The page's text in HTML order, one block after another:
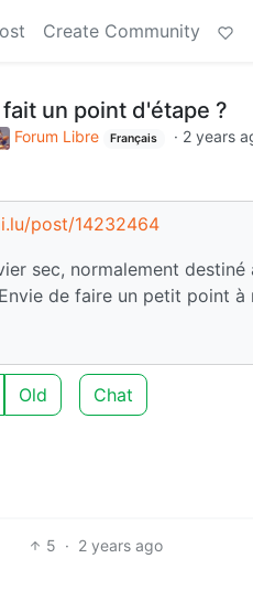
Create Community
un point d'étape ?
Forum Libre Français · 2 years
post/14232464
sec, normalement
de faire un petit point
Old Chat
5 · 2 years ago